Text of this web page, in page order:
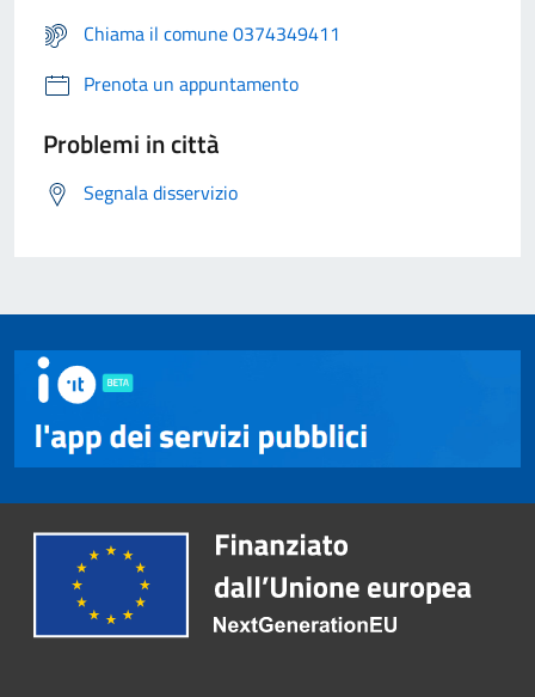
Chiama il comune 0374349411
Prenota un appuntamento
Problemi in città
Segnala disservizio